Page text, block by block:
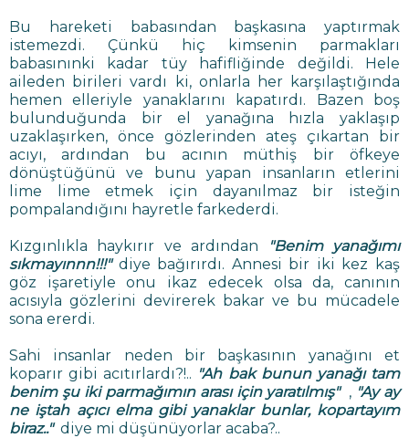
Bu hareketi babasından başkasına yaptırmak
istemezdi. Çünkü hiç kimsenin parmakları
babasınınki kadar tüy hafifliğinde değildi. Hele
aileden birileri vardı ki, onlarla her karşılaştığında
hemen elleriyle yanaklarını kapatırdı. Bazen boş
bulunduğunda bir el yanağına hızla yaklaşıp
uzaklaşırken, önce gözlerinden ateş çıkartan bir
acıyı, ardından bu acının müthiş bir öfkeye
dönüştüğünü ve bunu yapan insanların etlerini
lime lime etmek için dayanılmaz bir isteğin
pompalandığını hayretle farkederdi.
Kızgınlıkla haykırır ve ardından
"Benim yanağımı
sıkmayınnn!!!"diye bağırırdı. Annesi bir iki kez kaş
göz işaretiyle onu ikaz edecek olsa da, canının
acısıyla gözlerini devirerek bakar ve bu mücadele
sona ererdi.
Sahi insanlar neden bir başkasının yanağını et
koparır gibi acıtırlardı?!.. "Ah bak bunun yanağı tam
benim şu iki parmağımın arası için yaratılmış" , "Ay ay
ne iştah açıcı elma gibi yanaklar bunlar, kopartayım
biraz.."diye mi düşünüyorlar acaba?..